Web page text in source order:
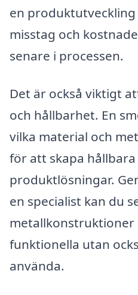
en
misstag och
senare i processen.
Det är också viktigt
och hållbarhet. En
vilka material och
för att skapa hållbara
produktlösningar.
en specialist kan du
metallkonstruktioner
funktionella utan
använda.